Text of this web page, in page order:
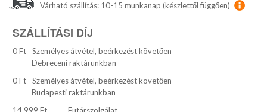
Várható szállítás: 10-15 munkanap (készlettől függően)
SZÁLLÍTÁSI DÍJ
0 Ft
Személyes átvétel, beérkezést követően
Debreceni raktárunkban
0 Ft
Személyes átvétel, beérkezést követően
Budapesti raktárunkban